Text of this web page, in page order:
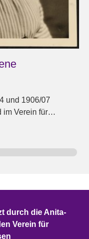
und 1906/07
im Verein für…
durch die Anita-
Verein für